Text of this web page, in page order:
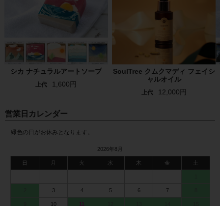
シカ ナチュラルアートソープ
上代 1,600円
SoulTree クムクマディ フェイシ
ャルオイル
上代 12,000円
営業日カレンダー
緑色の日がお休みとなります。
2026年8月
日 月 火 水 木 金
3 4 5 6 7
10 11